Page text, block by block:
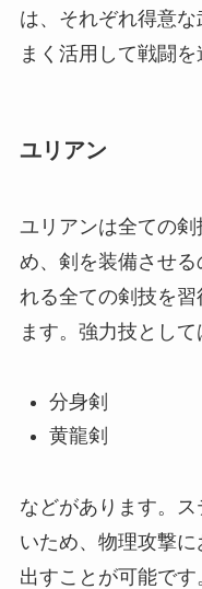
は、それぞれ得意
まく活用して戦闘を
ユリアン
ユリアンは全ての
め、剣を装備させ
れる全ての剣技を
ます。強力技として
分身剣
黄龍剣
などがあります。
いため、物理攻撃
出すことが可能です